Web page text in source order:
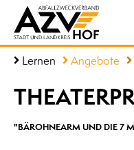
Lernen Angebote
"BÄROHNEARM UND DIE 7